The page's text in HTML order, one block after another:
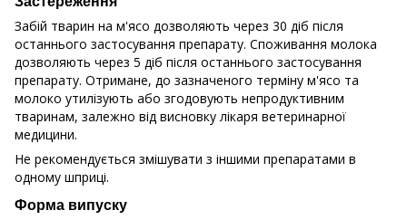
Забій тварин на м'ясо дозволяють через 30 діб після
останнього застосування препарату. Споживання молока
дозволяють через 5 діб після останнього застосування
препарату. Отримане, до зазначеного терміну м'ясо та
молоко утилізують або згодовують непродуктивним
тваринам, залежно від висновку лікаря ветеринарної
медицини.
Не рекомендується змішувати з іншими препаратами в
одному шприці.
Форма випуску